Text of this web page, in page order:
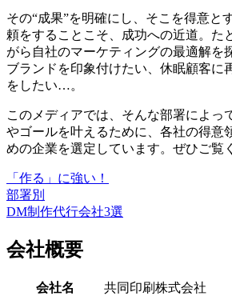
その“成果”を明確にし、そこを得意と
頼をすることこそ、成功への近道。た
がら自社のマーケティングの最適解を
ブランドを印象付けたい、休眠顧客に
をしたい…。
このメディアでは、そんな部署によっ
やゴールを叶えるために、各社の得意
めの企業を選定 しています。ぜひご覧
「作る」に強い！
部署別
DM制作代行会社3選
会社概要
会社名
共同印刷株式会社